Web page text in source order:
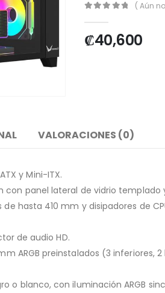
( Aún
₡40,600
VALORACIONES (0)
y Mini-ITX.
con panel lateral de vidrio
hasta 410 mm y disipadores de
de audio HD.
ARGB preinstalados (3
o blanco, con iluminación ARGB